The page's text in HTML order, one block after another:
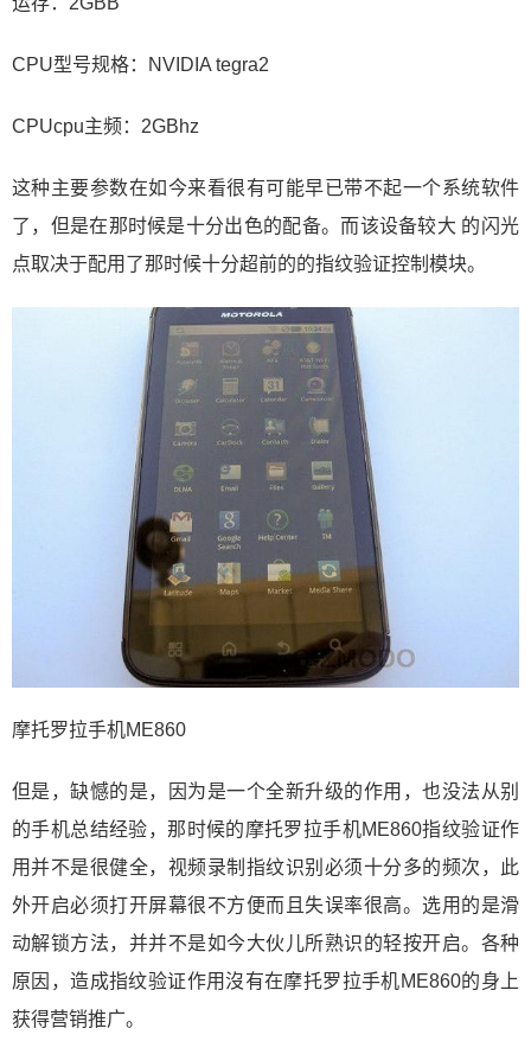
CPU型号规格：NVIDIA tegra2
CPUcpu主频：2GBhz
这种主要参数在如今来看很有可能早已带不起一个系统软件
了，但是在那时候是十分出色的配备。而该设备较大 的闪光
点取决于配用了那时候十分超前的的指纹验证控制模块。
摩托罗拉手机ME860
但是，缺憾的是，因为是一个全新升级的作用，也没法从别
的手机总结经验，那时候的摩托罗拉手机ME860指纹验证作
用并不是很健全，视频录制指纹识别必须十分多的频次，此
外开启必须打开屏幕很不方便而且失误率很高。选用的是滑
动解锁方法，并并不是如今大伙儿所熟识的轻按开启。各种
原因，造成指纹验证作用沒有在摩托罗拉手机ME860的身上
获得营销推广。